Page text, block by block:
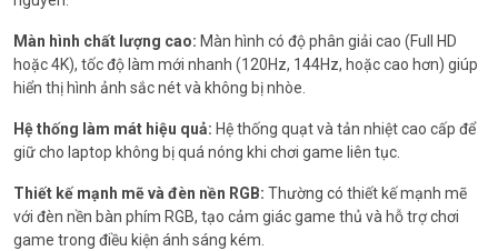
Màn hình chất lượng cao: Màn hình có độ phân giải cao (Full HD
hoặc 4K), tốc độ làm mới nhanh (120Hz, 144Hz, hoặc cao hơn) giúp
hiển thị hình ảnh sắc nét và không bị nhòe.
Hệ thống làm mát hiệu quả: Hệ thống quạt và tản nhiệt cao cấp để
giữ cho laptop không bị quá nóng khi chơi game liên tục.
Thiết kế mạnh mẽ và đèn nền RGB: Thường có thiết kế mạnh mẽ
với đèn nền bàn phím RGB, tạo cảm giác game thủ và hỗ trợ chơi
game trong điều kiện ánh sáng kém.